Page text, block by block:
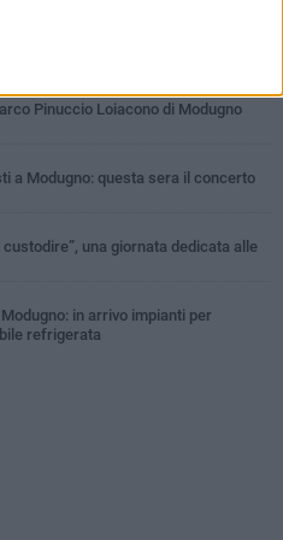
Pinuccio Loiacono di Modugno
a Modugno: questa sera il concerto
una giornata dedicata alle
in arrivo impianti per
refrigerata